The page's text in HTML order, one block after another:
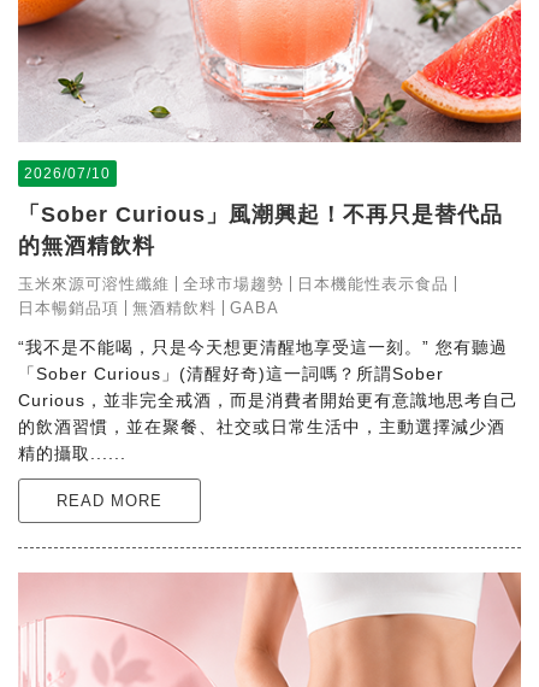
2026/07/10
「Sober Curious」風潮興起！不再只是替代品
的無酒精飲料
玉米來源可溶性纖維 全球市場趨勢
日本機能性表示食品
日本暢銷品項
無酒精飲料 GABA
“我不是不能喝，只是今天想更清醒地享受這一刻。” 您有聽過
「Sober Curious」(清醒好奇)這一詞嗎？所謂Sober
Curious，並非完全戒酒，而是消費者開始更有意識地思考自己
的飲酒習慣，並在聚餐、社交或日常生活中，主動選擇減少酒
精的攝取......
READ MORE